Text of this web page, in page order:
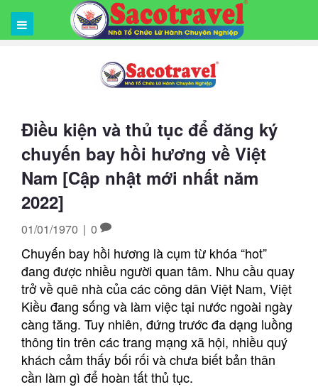
Điều kiện và thủ tục để đăng ký
chuyến bay hồi hương về Việt
Nam [Cập nhật mới nhất năm
2022]
01/01/1970 | 0
Chuyến bay hồi hương là cụm từ khóa “hot”
đang được nhiều người quan tâm. Nhu cầu quay
trở về quê nhà của các công dân Việt Nam, Việt
Kiều đang sống và làm việc tại nước ngoài ngày
càng tăng. Tuy nhiên, đứng trước đa dạng luồng
thông tin trên các trang mạng xã hội, nhiều quý
khách cảm thấy bối rối và chưa biết bản thân
cần làm gì để hoàn tất thủ tục.